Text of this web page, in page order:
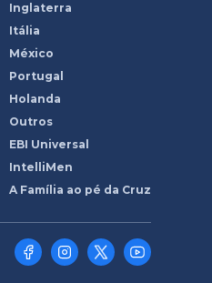
Inglaterra
Itália
México
Portugal
Holanda
Outros
EBI Universal
IntelliMen
A Família ao pé da Cruz